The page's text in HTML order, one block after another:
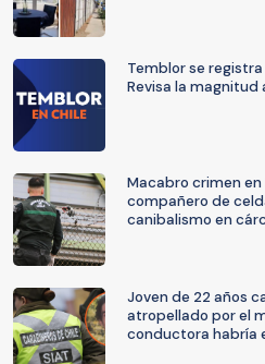
Temblor se
Revisa la magnitud
Macabro crimen en
compañero de
canibalismo en
Joven de 22 años
atropellado por el
conductora habría